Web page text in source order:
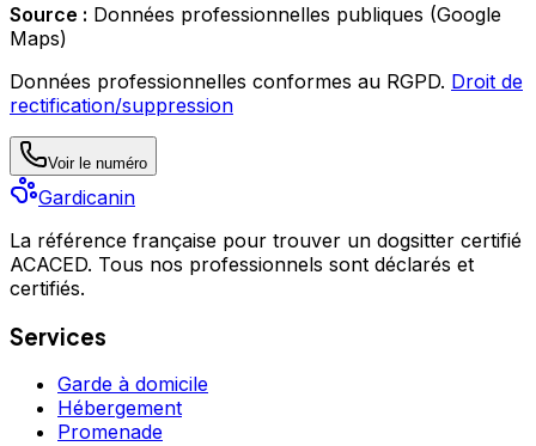
Source : Données professionnelles publiques (Google
Maps)
Données professionnelles conformes au RGPD. Droit de
rectification/suppression
Voir le numéro
Gardicanin
La référence française pour trouver un dogsitter certifié
ACACED. Tous nos professionnels sont déclarés et
certifiés.
Services
Garde à domicile
Hébergement
Promenade